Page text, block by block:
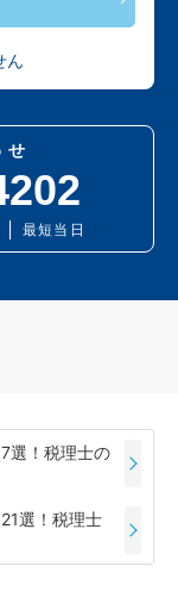
ん
最短当日
選！税理士の
選！税理士